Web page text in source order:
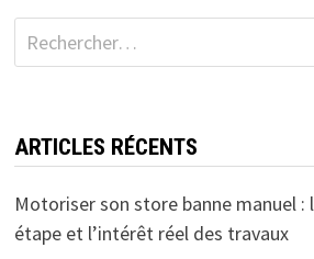
Rechercher :
ARTICLES RÉCENTS
Motoriser son store banne manuel :
étape et l’intérêt réel des travaux